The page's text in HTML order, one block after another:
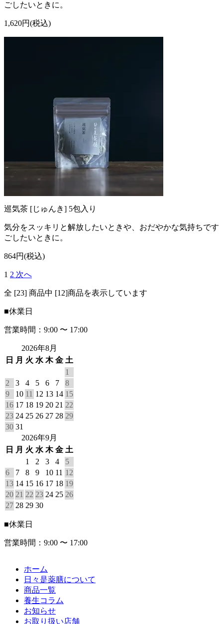
ごしたいときに。
1,620円(税込)
巡気茶 [じゅんき] 5包入り
気分をスッキリと解放したいときや、おだやかな気持ちです
ごしたいときに。
864円(税込)
1 2 次へ
全 [23] 商品中 [12]商品を表示しています
■休業日
営業時間：9:00 〜 17:00
2026年8月
日
月 火 水 木 金 土
1
2
3 4 5 6 7
8
9
10 11 12 13 14 15
16 17 18 19 20 21 22
23 24 25 26 27 28 29
30 31
2026年9月
日
月 火 水 木 金 土
1
2 3 4
5
6
7 8 9 10 11 12
13 14 15 16 17 18 19
20 21 22 23 24 25 26
27 28 29 30
■休業日
営業時間：9:00 〜 17:00
ホーム
日々是薬膳について
商品一覧
養生コラム
お知らせ
お取り扱い店舗